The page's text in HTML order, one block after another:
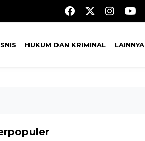
HUKUM DAN KRIMINAL LAINNYA